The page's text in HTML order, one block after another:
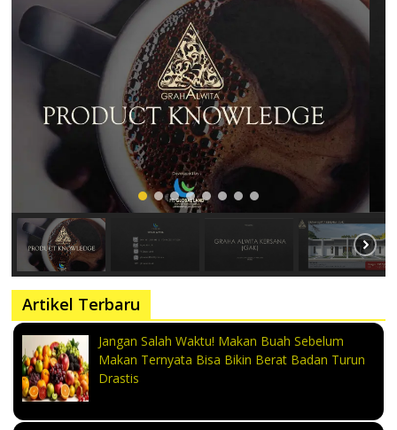
Artikel Terbaru
Jangan Salah Waktu! Makan Buah Sebelum
Makan Ternyata Bisa Bikin Berat Badan Turun
Drastis